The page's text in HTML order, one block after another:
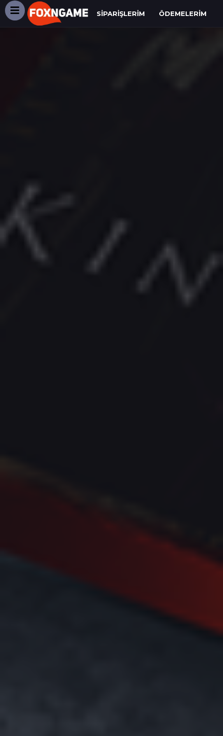
SIPARIŞLERIM ÖDEMELERIM